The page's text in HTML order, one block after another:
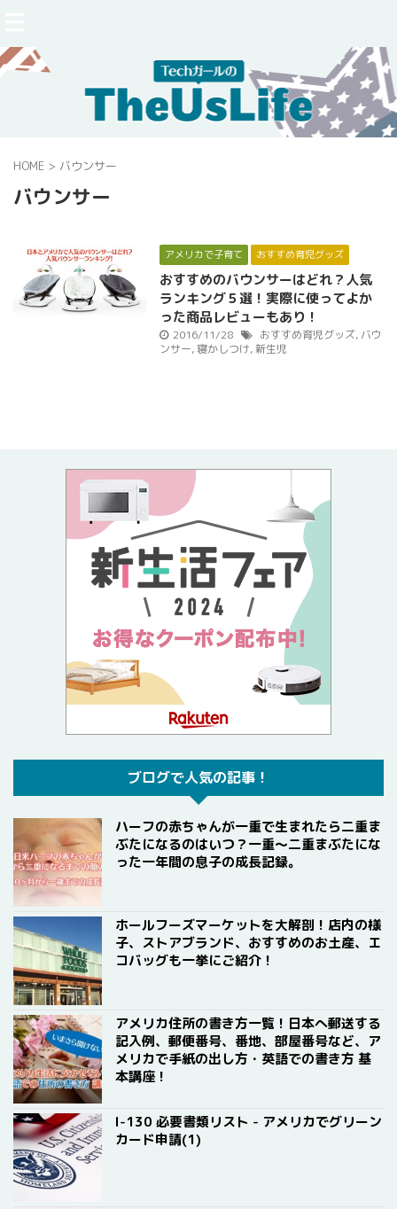
HOME > バウンサー
バウンサー
アメリカで子育て おすすめ育児グッズ
おすすめのバウンサーはどれ？人気
ランキング５選！実際に使ってよか
った商品レビューもあり！
2016/11/28 おすすめ育児グッズ, バウ
ンサー,寝かしつけ,新生児
ブログで人気の記事！
ハーフの赤ちゃんが一重で生まれたら二重ま
ぶたになるのはいつ？一重〜二重まぶたにな
った一年間の息子の成長記録。
ホールフーズマーケットを大解剖！店内の様
子、ストアブランド、おすすめのお土産、エ
コバッグも一挙にご紹介！
アメリカ住所の書き方一覧！日本へ郵送する
記入例、郵便番号、番地、部屋番号など、ア
メリカで手紙の出し方・英語での書き方 基
本講座！
I-130 必要書類リスト - アメリカでグリーン
カード申請(1)